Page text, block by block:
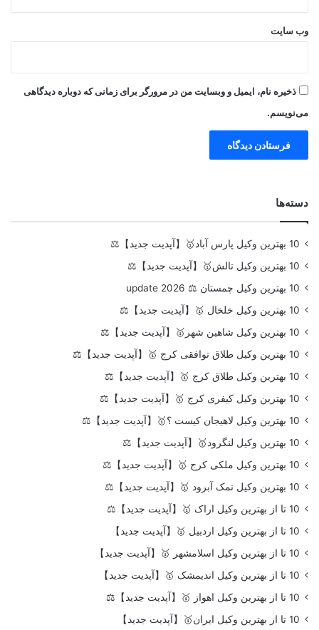
وب‌ سایت
ذخیره نام، ایمیل و وبسایت من در مرورگر برای زمانی که دوباره دیدگاهی
می‌نویسم.
دسته‌ها
10 بهترین وکیل پارس آباد🥇【آپدیت جدید】⚖️
10 بهترین وکیل تالش🥇【آپدیت جدید】⚖️
10 بهترین وکیل چمستان ⚖️ update 2026
10 بهترین وکیل خلخال 🥇【آپدیت جدید】⚖️
10 بهترین وکیل شاهین شهر🥇【آپدیت جدید】⚖️
10 بهترین وکیل طلاق توافقی کرج 🥇【آپدیت جدید】⚖️
10 بهترین وکیل طلاق کرج 🥇【آپدیت جدید】⚖️
10 بهترین وکیل کیفری کرج 🥇【آپدیت جدید】⚖️
10 بهترین وکیل لاهیجان کیست ؟🥇【آپدیت جدید】⚖️
10 بهترین وکیل لنگرود🥇【آپدیت جدید】⚖️
10 بهترین وکیل ملکی کرج 🥇【آپدیت جدید】⚖️
10 بهترین وکیل نمک آبرود 🥇【آپدیت جدید】⚖️
10 تا از بهترین وکیل اراک 🥇【آپدیت جدید】⚖️
10 تا از بهترین وکیل اردبیل 🥇【آپدیت جدید】
10 تا از بهترین وکیل اسلامشهر 🥇【آپدیت جدید】
10 تا از بهترین وکیل اندیمشک 🥇【آپدیت جدید】
10 تا از بهترین وکیل اهواز 🥇【آپدیت جدید】⚖️
10 تا از بهترین وکیل ایران🥇【آپدیت جدید】